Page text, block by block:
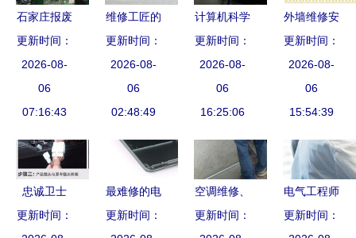
石家庄报废
电子产品回
收与维修安
装服务指南
更新时间：
2026-08-
06
07:16:43
维修工匠的
三重世界
家用电器、
电子产品与
加工商车间
更新时间：
2026-08-
06
02:48:49
计算机科学
系省赛创佳
绩 电子产
品维修安装
显精湛技艺
更新时间：
2026-08-
06
16:25:06
外墙维修安
装服务企业
资质证书适
用范围
更新时间：
2026-08-
06
15:54:39
忠诚卫士
19新轩逸与
更新时间：
最难修的电
子产品榜
更新时间：
空调维修、
安装全攻略
更新时间：
电气工程师
背景在电子
更新时间：